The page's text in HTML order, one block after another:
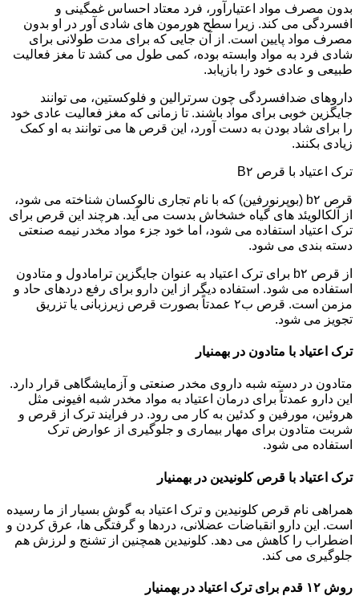
بدون مصرف مواد اعتیارآور، فرد معتاد احساس غمگینی و
افسردگی می کند. زیرا سطح هورمون های شادی آور در او بدون
مصرف مواد پایین است. از آن جایی که برای مدت طولانی برای
شادی فرد به مواد وابسته بوده، کمی طول می کشد تا مغز فعالیت
طبیعی و عادی خود را بازیابد.
داروهای ضدافسردگی چون سرترالین و فلوکستین، می توانند
جایگزین خوبی برای مواد باشند. تا زمانی که مغز فعالیت عادی خود
را برای شاد بودن به دست آورد، این قرص ها می توانند به او کمک
زیادی بکنند.
ترک اعتیاد با قرص B۲
قرص b۲ (بوپرنورفین) که با نام تجاری نالوکسان شناخته می شود،
از آلکالویئد های گیاه خشخاش بدست می آید. هرچند این قرص برای
ترک اعتیاد استفاده می شود، اما خود جزء مواد مخدر نیمه صنعتی
دسته بندی می شود.
از قرص b۲ برای ترک اعتیاد به عنوان جایگزین ترامادول و متادون
استفاده می شود. استفاده دیگر از این دارو برای رفع دردهای حاد و
مزمن است. قرص ب۲ عمدتاً بصورت قرص زیرزبانی یا تزریق
تجویز می شود.
ترک اعتیاد با متادون در بهمنیار
متادون در دسته شبه داروی مخدر صنعتی و آزمایشگاهی قرار دارد.
این دارو عمدتاً برای درمان اعتیاد به مواد مخدر شبه افیونی مثل
هروئین، مورفین و کدئین به کار می رود. در فرایند ترک از قرص و
شربت متادون برای مهار بیماری و جلوگیری از عوارض ترک
استفاده می شود.
ترک اعتیاد با قرص کلونیدین در بهمنیار
همراهی نام قرص کلونیدین و ترک اعتیاد به گوش بسیار از ما رسیده
است. این دارو انقباضات عضلانی، دردها و گرفتگی ها، عرق کردن و
اضطراب را کاهش می دهد. کلونیدین همچنین از تشنج و لرزش هم
جلوگیری می کند.
روش ۱۲ قدم برای ترک اعتیاد در بهمنیار